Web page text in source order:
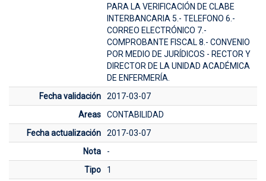
PARA LA VERIFICACIÓN DE CLABE
INTERBANCARIA 5.- TELEFONO 6.-
CORREO ELECTRÓNICO 7.-
COMPROBANTE FISCAL 8.- CONVENIO
POR MEDIO DE JURÍDICOS - RECTOR Y
DIRECTOR DE LA UNIDAD ACADÉMICA
DE ENFERMERÍA.
Fecha validación
2017-03-07
Areas
CONTABILIDAD
Fecha actualización
2017-03-07
Nota
-
Tipo
1